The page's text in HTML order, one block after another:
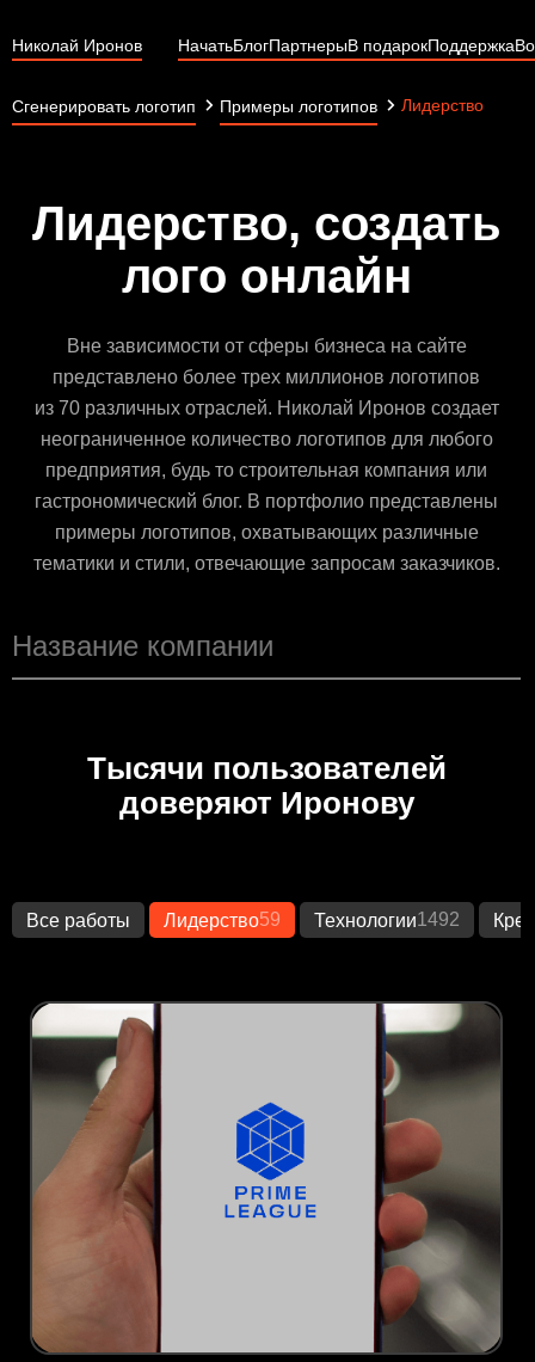
Николай Иронов НачатьБлогПартнерыВ подарокПоддержка
Сгенерировать логотип Примеры логотипов Лидерство
Лидерство, создать
лого онлайн
Вне зависимости от сферы бизнеса на сайте
представлено более трех миллионов логотипов
из 70 различных отраслей. Николай Иронов создает
неограниченное количество логотипов для любого
предприятия, будь то строительная компания или
гастрономический блог. В портфолио представлены
примеры логотипов, охватывающих различные
тематики и стили, отвечающие запросам заказчиков.
Тысячи пользователей
доверяют Иронову
Все работы Лидерство59 Технологии1492